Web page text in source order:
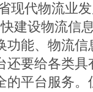
现代物流业
建设物流信
功能、物流
还要给各类
的平台服务